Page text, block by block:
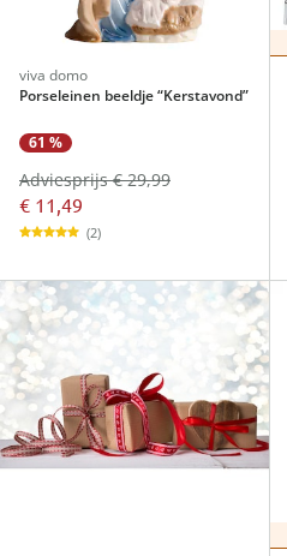
viva domo
Porseleinen beeldje “Kerstavond”
61 %
€ 11,49
Adviesprijs € 29,99
(2)